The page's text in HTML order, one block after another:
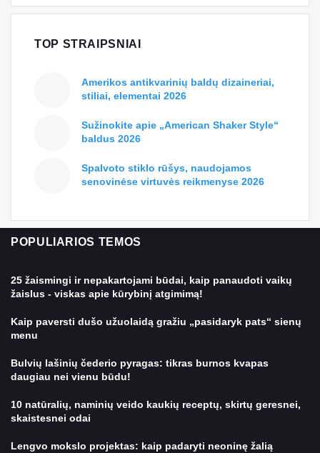
TOP STRAIPSNIAI
Amerikos antikvarinių baldų dizaineriai,
stiliai, elementai 2026
Sužinokite apie „American Shaker Style“
baldus 2026
Spalvoto stiklo rūšys, naudojamos
senovinėse virtuvės reikmenyse 2026
POPULIARIOS TEMOS
25 žaismingi ir nepakartojami būdai, kaip panaudoti vaikų
žaislus - viskas apie kūrybinį atgimimą!
Kaip paversti dušo užuolaidą gražiu „pasidaryk pats“ sienų
menu
Bulvių lašinių čederio pyragas: tikras burnos kvapas
daugiau nei vienu būdu!
10 natūralių, naminių veido kaukių receptų, skirtų geresnei,
skaistesnei odai
Lengvo mokslo projektas: kaip padaryti neoninę žalią